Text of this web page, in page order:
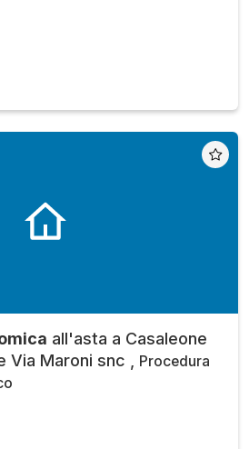
all'asta a Casaleone
Via Maroni snc ,
Procedura